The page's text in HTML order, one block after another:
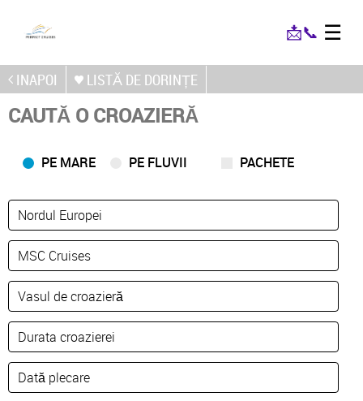
📩📞 ☰
INAPOI LISTĂ DE DORINȚE
CAUTĂ O CROAZIERĂ
PE MARE PE FLUVII PACHETE